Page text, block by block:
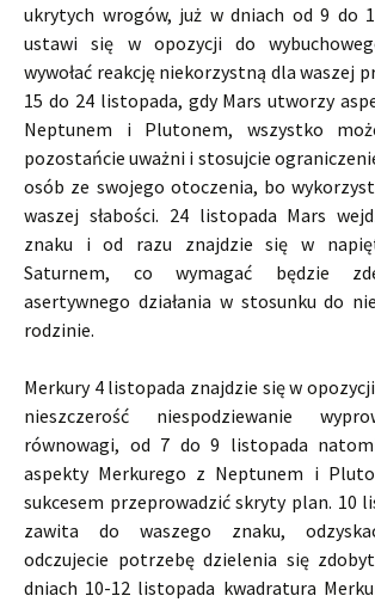
ukrytych wrogów, już w dniach od 9 do
ustawi się w opozycji do
wywołać reakcję niekorzystną dla waszej
15 do 24 listopada, gdy Mars utworzy
Neptunem i Plutonem, wszystko
pozostańcie uważni i stosujcie
osób ze swojego otoczenia, bo
waszej słabości. 24 listopada Mars
znaku i od razu znajdzie się w
Saturnem, co wymagać będzie
asertywnego działania w stosunku do
rodzinie.
Merkury 4 listopada znajdzie się w
nieszczerość niespodziewanie
równowagi, od 7 do 9 listopada
aspekty Merkurego z Neptunem i
sukcesem przeprowadzić skryty plan. 10
zawita do waszego znaku,
odczujecie potrzebę dzielenia się
dniach 10-12 listopada kwadratura